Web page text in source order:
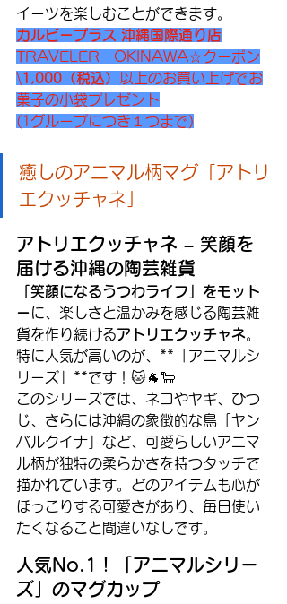
イーツを楽しむことができます。
カルビープラス 沖縄国際通り店
TRAVELER　OKINAWA☆クーポン
\1,000（税込）
以上のお買い上げでお
菓子の小袋プレゼント
(1グループにつき１つまで)
癒しのアニマル柄マグ「アトリ
エクッチャネ」
アトリエクッチャネ – 笑顔を
届ける沖縄の陶芸雑貨
「笑顔になるうつわライフ」をモット
ーに、楽しさと温かみを感じる陶芸雑
貨を作り続けるアトリエクッチャネ。
特に人気が高いのが、**「アニマルシ
リーズ」**です！🐱🐐🐑
このシリーズでは、ネコやヤギ、ひつ
じ、さらには沖縄の象徴的な鳥「ヤン
バルクイナ」など、可愛らしいアニマ
ル柄が独特の柔らかさを持つタッチで
描かれています。どのアイテムも心が
ほっこりする可愛さがあり、毎日使い
たくなること間違いなしです。
人気No.1！「アニマルシリー
ズ」のマグカップ